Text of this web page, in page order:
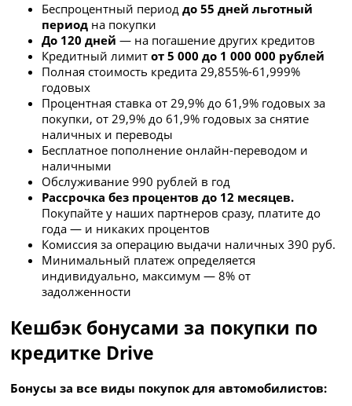
Беспроцентный периоддо 55 дней льготный
период на покупки
До 120 дней — на погашение других кредитов
Кредитный лимит от 5 000 до 1 000 000 рублей
Полная стоимость кредита 29,855%-61,999%
годовых
Процентная ставка от 29,9% до 61,9% годовых за
покупки, от 29,9% до 61,9% годовых за снятие
наличных и переводы
Бесплатное пополнение онлайн-переводом и
наличными
Обслуживание 990 рублей в год
Рассрочка без процентов до 12 месяцев.
Покупайте у наших партнеров сразу, платите до
года — и никаких процентов
Комиссия за операцию выдачи наличных 390 руб.
Минимальный платеж определяется
индивидуально, максимум — 8% от
задолженности
Кешбэк бонусами за покупки по
кредитке Drive
Бонусы за все виды покупок для автомобилистов: